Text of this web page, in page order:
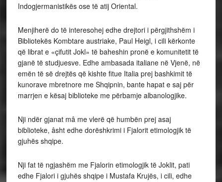
Indogjermanistikës ose të atij Oriental.
Menjiherë do të interesohej edhe drejtori i përgjithshëm i
Bibliotekës Kombtare austriake, Paul Heigl, i cili kërkonte
që librat e «çifutit Jokl» të baheshin pronë e komunitetit të
gjanë të studjuesve. Edhe ambasada italiane në Vjenë, në
emën të së drejtës që kishte fitue Italia prej bashkimit të
kunorave mbretnore me Shqipnin, bante hapat e saj për
marrjen e kësaj biblioteke me përbamje albanologjike.
Nji ndër gjanat mâ me vlerë që humbën prej asaj
biblioteke, âsht edhe dorëshkrimi i Fjalorit etimologjik të
gjuhës shqipe.
Nji fat të ngjashëm me Fjalorin etimologjik të Joklit, pati
edhe Fjalori i gjuhës shqipe i Mustafa Krujës, i cili, edhe